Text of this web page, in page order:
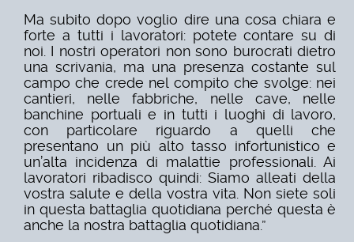
Ma subito dopo voglio dire una cosa chiara e
forte a tutti i lavoratori: potete contare su di
noi. I nostri operatori non sono burocrati dietro
una scrivania, ma una presenza costante sul
campo che crede nel compito che svolge: nei
cantieri, nelle fabbriche, nelle cave, nelle
banchine portuali e in tutti i luoghi di lavoro,
con particolare riguardo a quelli che
presentano un più alto tasso infortunistico e
un’alta incidenza di malattie professionali. Ai
lavoratori ribadisco quindi: Siamo alleati della
vostra salute e della vostra vita. Non siete soli
in questa battaglia quotidiana perché questa è
anche la nostra battaglia quotidiana.”